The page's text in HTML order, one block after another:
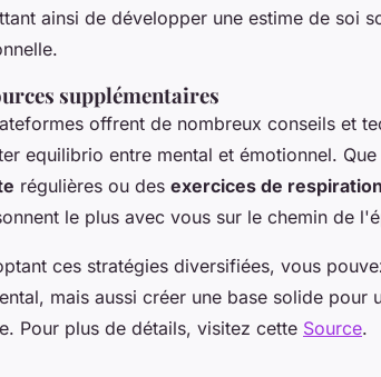
ainsi de développer une estime de soi
supplémentaires
offrent de nombreux conseils et
equilibrio entre mental et émotionnel.
régulières ou des exercices de respiration
le plus avec vous sur le chemin de
ces stratégies diversifiées, vous
mais aussi créer une base solide pour
Pour plus de détails, visitez cette Source.